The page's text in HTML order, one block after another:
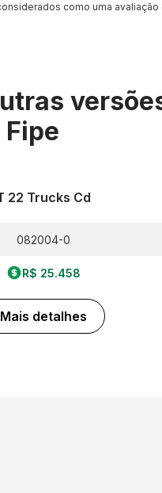
como uma
22 Trucks Cd
082004-0
R$ 25.458
Mais detalhes